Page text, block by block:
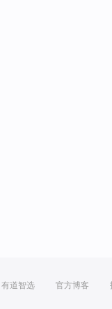
有道智选 官方博客